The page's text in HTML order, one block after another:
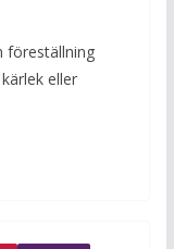
föreställning
eller